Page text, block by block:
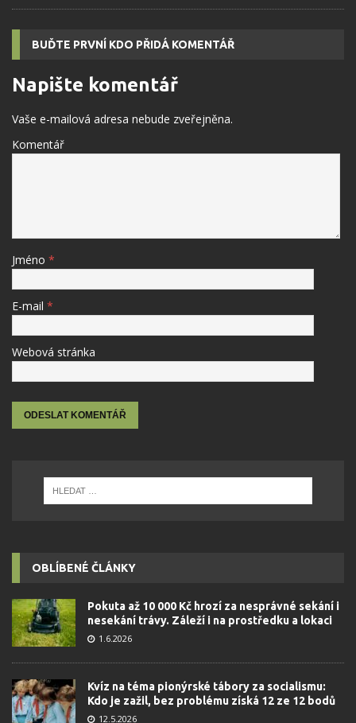
BUĎTE PRVNÍ KDO PŘIDÁ KOMENTÁŘ
Napište komentář
Vaše e-mailová adresa nebude zveřejněna.
Komentář
Jméno *
E-mail *
Webová stránka
OBLÍBENÉ ČLÁNKY
Pokuta až 10 000 Kč hrozí za nesprávné sekání i
nesekání trávy. Záleží i na prostředku a lokaci
1.6.2026
Kvíz na téma pionýrské tábory za socialismu:
Kdo je zažil, bez problému získá 12 ze 12 bodů
12.5.2026